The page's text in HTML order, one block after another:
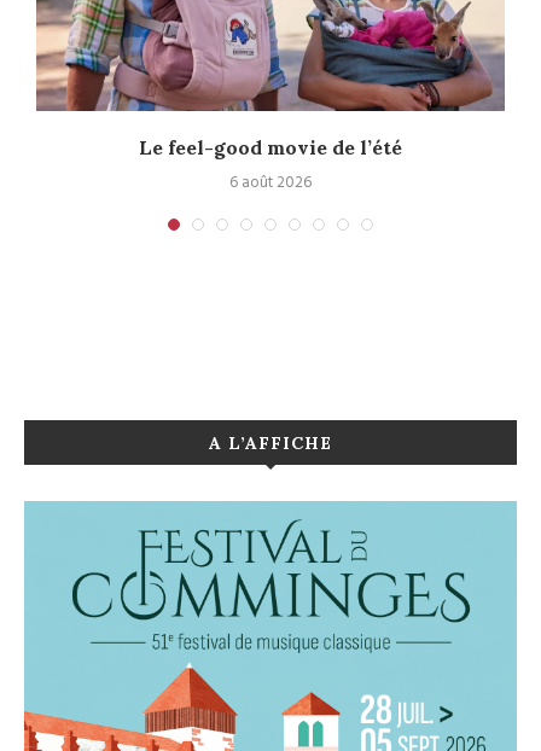
Le feel-good movie de l’été
6 août 2026
A L’AFFICHE